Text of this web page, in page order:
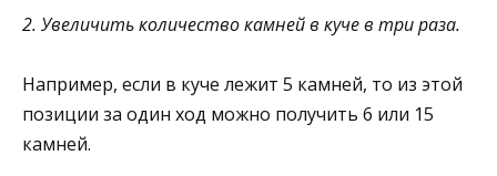
2. Увеличить количество камней в куче в три раза.
Например, если в куче лежит 5 камней, то из этой
позиции за один ход можно получить 6 или 15
камней.